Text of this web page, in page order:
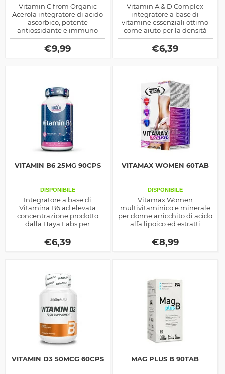
Vitamin C from Organic
Acerola integratore di acido
ascorbico, potente
antiossidante e immuno
stimolante, indicato anche
nelle attività sportive di
potenza e resistenza
€9,99
Vitamin A & D Complex
integratore a base di
vitamine essenziali ottimo
come aiuto per la densità
ossea e come antiossidante,
ma anche per rinvigorire il
corpo e aumentare la massa
€6,39
VITAMIN B6 25MG 90CPS
DISPONIBILE
Integratore a base di
Vitamina B6 ad elevata
concentrazione prodotto
dalla Haya Labs per
migliorare la produzione
energetica e rafforzare le
difese immunitarie
€6,39
VITAMAX WOMEN 60TAB
DISPONIBILE
Vitamax Women
multivitaminico e minerale
per donne arricchito di acido
alfa lipoico ed estratti
vegetali, indicato sia come
salutistico che per la
prestazione fisica
€8,99
VITAMIN D3 50MCG 60CPS MAG PLUS B 90TAB